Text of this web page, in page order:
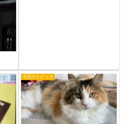
今日のトピック